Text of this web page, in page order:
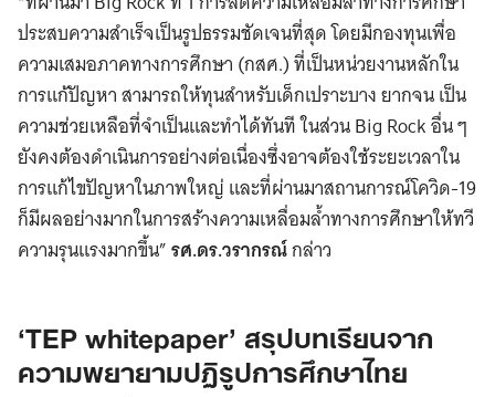
ประสบความสำเร็จเป็นรูปธรรมชัดเจนที่สุด โดยมีกองทุนเพื่อ
ความเสมอภาคทางการศึกษา (กสศ.) ที่เป็นหน่วยงานหลักใน
การแก้ปัญหา สามารถให้ทุนสำหรับเด็กเปราะบาง ยากจน เป็น
ความช่วยเหลือที่จำเป็นและทำได้ทันที ในส่วน Big Rock อื่น ๆ
ยังคงต้องดำเนินการอย่างต่อเนื่องซึ่งอาจต้องใช้ระยะเวลาใน
การแก้ไขปัญหาในภาพใหญ่ และที่ผ่านมาสถานการณ์โควิด-19
ก็มีผลอย่างมากในการสร้างความเหลื่อมล้ำทางการศึกษาให้ทวี
ความรุนแรงมากขึ้น”รศ.ดร.วรากรณ์กล่าว
‘TEP whitepaper’ สรุปบทเรียนจาก
ความพยายามปฏิรูปการศึกษาไทย